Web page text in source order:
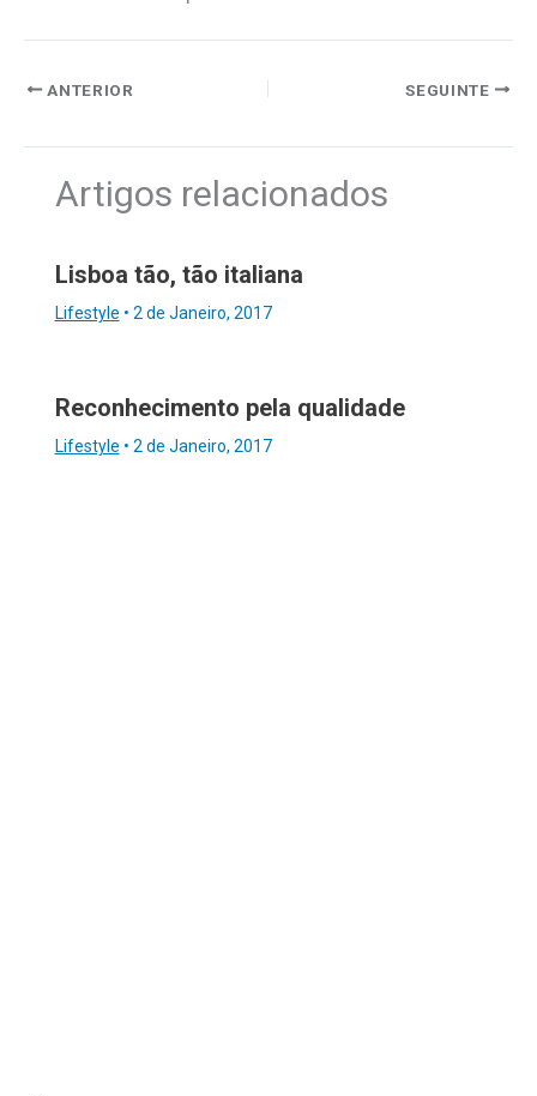
ANTERIOR SEGUINTE
Artigos relacionados
Lisboa tão, tão italiana
Lifestyle • 2 de Janeiro, 2017
Reconhecimento pela qualidade
Lifestyle • 2 de Janeiro, 2017